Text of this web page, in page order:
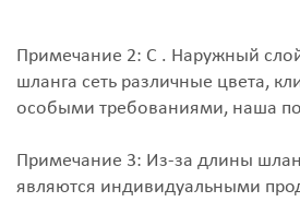
Примечание 2: С . Наружный
шланга сеть различные цвета,
особыми требованиями, наша
Примечание 3: Из-за длины
являются индивидуальными